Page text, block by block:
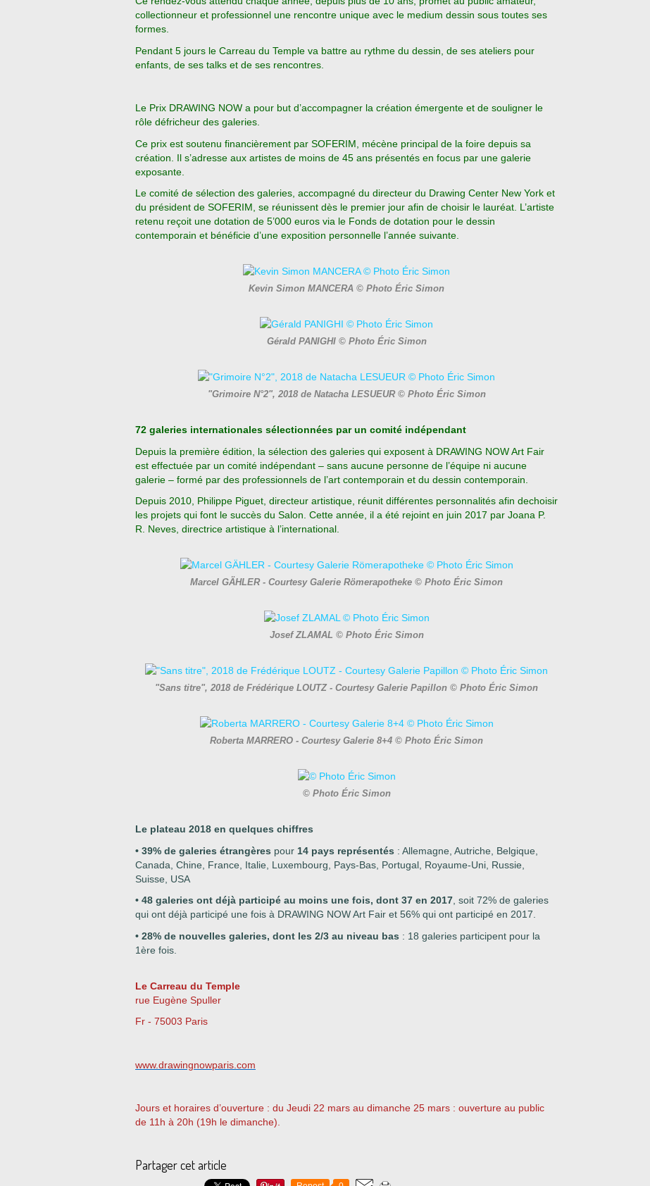
collectionneur et professionnel une rencontre unique avec le medium dessin sous toutes ses
formes.
Pendant 5 jours le Carreau du Temple va battre au rythme du dessin, de ses ateliers pour
enfants, de ses talks et de ses rencontres.
Le Prix DRAWING NOW a pour but d’accompagner la création émergente et de souligner le
rôle défricheur des galeries.
Ce prix est soutenu financièrement par SOFERIM, mécène principal de la foire depuis sa
création. Il s’adresse aux artistes de moins de 45 ans présentés en focus par une galerie
exposante.
Le comité de sélection des galeries, accompagné du directeur du Drawing Center New York et
du président de SOFERIM, se réunissent dès le premier jour afin de choisir le lauréat. L’artiste
retenu reçoit une dotation de 5’000 euros via le Fonds de dotation pour le dessin
contemporain et bénéficie d’une exposition personnelle l’année suivante.
Kevin Simon MANCERA © Photo Éric Simon
Gérald PANIGHI © Photo Éric Simon
"Grimoire N°2", 2018 de Natacha LESUEUR © Photo Éric Simon
72 galeries internationales sélectionnées par un comité indépendant
Depuis la première édition, la sélection des galeries qui exposent à DRAWING NOW Art Fair
est effectuée par un comité indépendant – sans aucune personne de l’équipe ni aucune
galerie – formé par des professionnels de l’art contemporain et du dessin contemporain.
Depuis 2010, Philippe Piguet, directeur artistique, réunit différentes personnalités afin dechoisir
les projets qui font le succès du Salon. Cette année, il a été rejoint en juin 2017 par Joana P.
R. Neves, directrice artistique à l’international.
Marcel GÄHLER - Courtesy Galerie Römerapotheke © Photo Éric Simon
Josef ZLAMAL © Photo Éric Simon
"Sans titre", 2018 de Frédérique LOUTZ - Courtesy Galerie Papillon © Photo Éric Simon
Roberta MARRERO - Courtesy Galerie 8+4 © Photo Éric Simon
© Photo Éric Simon
Le plateau 2018 en quelques chiffres
• 39% de galeries étrangères pour 14 pays représentés : Allemagne, Autriche, Belgique,
Canada, Chine, France, Italie, Luxembourg, Pays-Bas, Portugal, Royaume-Uni, Russie,
Suisse, USA
• 48 galeries ont déjà participé au moins une fois, dont 37 en 2017, soit 72% de galeries
qui ont déjà participé une fois à DRAWING NOW Art Fair et 56% qui ont participé en 2017.
• 28% de nouvelles galeries, dont les 2/3 au niveau bas : 18 galeries participent pour la
1ère fois.
Le Carreau du Temple
rue Eugène Spuller
Fr - 75003 Paris
www.drawingnowparis.com
Jours et horaires d’ouverture : du Jeudi 22 mars au dimanche 25 mars : ouverture au public
de 11h à 20h (19h le dimanche).
Partager cet article